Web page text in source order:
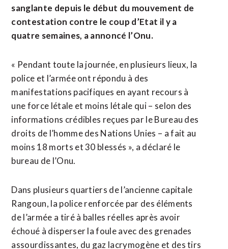
sanglante depuis le début du mouvement de
contestation contre le coup d’Etat il y a
quatre semaines, a annoncé l’Onu.
« Pendant toute la journée, en plusieurs lieux, la
police et l’armée ont répondu à des
manifestations pacifiques en ayant recours à
une force létale et moins létale qui – selon des
informations crédibles reçues par le Bureau des
droits de l’homme des Nations Unies – a fait au
moins 18 morts et 30 blessés », a déclaré le
bureau de l’Onu.
Dans plusieurs quartiers de l’ancienne capitale
Rangoun, la police renforcée par des éléments
de l’armée a tiré à balles réelles après avoir
échoué à disperser la foule avec des grenades
assourdissantes, du gaz lacrymogène et des tirs